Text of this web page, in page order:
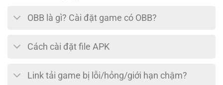
OBB là gì? Cài đặt game có OBB?
Cách cài đặt file APK
Link tải game bị lỗi/hỏng/giới hạn chậm?